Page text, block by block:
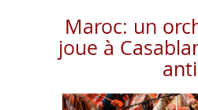
Maroc: un
joue à